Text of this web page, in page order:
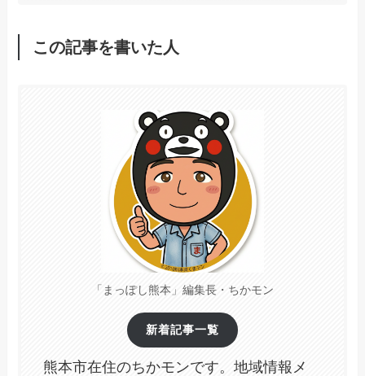
この記事を書いた人
「まっぽし熊本」編集長・ちかモン
新着記事一覧
熊本市在住のちかモンです。地域情報メ